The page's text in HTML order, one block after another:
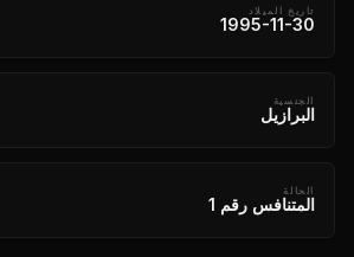
تاريخ الميلاد
1995-11-30
الجنسية
البرازيل
الحالة
المتنافس رقم 1